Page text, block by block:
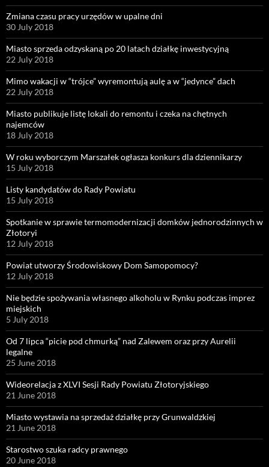
Zmiana czasu pracy urzędów w upalne dni
30 July 2018
Miasto sprzeda odzyskaną po 20 latach działkę inwestycyjną
22 July 2018
Mimo wakacji w “trójce” wyremontują aulę a w “jedynce” dach
22 July 2018
Miasto publikuje listę lokali do remontu i czeka na chętnych
najemców
18 July 2018
W roku wyborczym Marszałek ogłasza konkurs dla dziennikarzy
15 July 2018
Listy kandydatów do Rady Powiatu
15 July 2018
Spotkanie w sprawie termomodernizacji domków jednorodzinnych w
Złotoryi
12 July 2018
Powiat utworzy Środowiskowy Dom Samopomocy?
12 July 2018
Nie będzie spożywania własnego alkoholu w Rynku podczas imprez
miejskich
5 July 2018
Od 7 lipca “picie pod chmurką” nad Zalewem oraz przy Aurelii
legalne
25 June 2018
Wideorelacja z XLVI Sesji Rady Powiatu Złotoryjskiego
21 June 2018
Miasto wystawia na sprzedaż działkę przy Grunwaldzkiej
21 June 2018
Starostwo szuka radcy prawnego
20 June 2018